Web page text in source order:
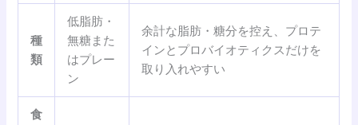
種
類
低脂肪・
無糖また
はプレー
ン
余計な脂肪・糖分を控え、プロテ
インとプロバイオティクスだけを
取り入れやすい
食